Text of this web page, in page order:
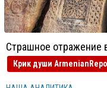
Страшное отражение
Крик души